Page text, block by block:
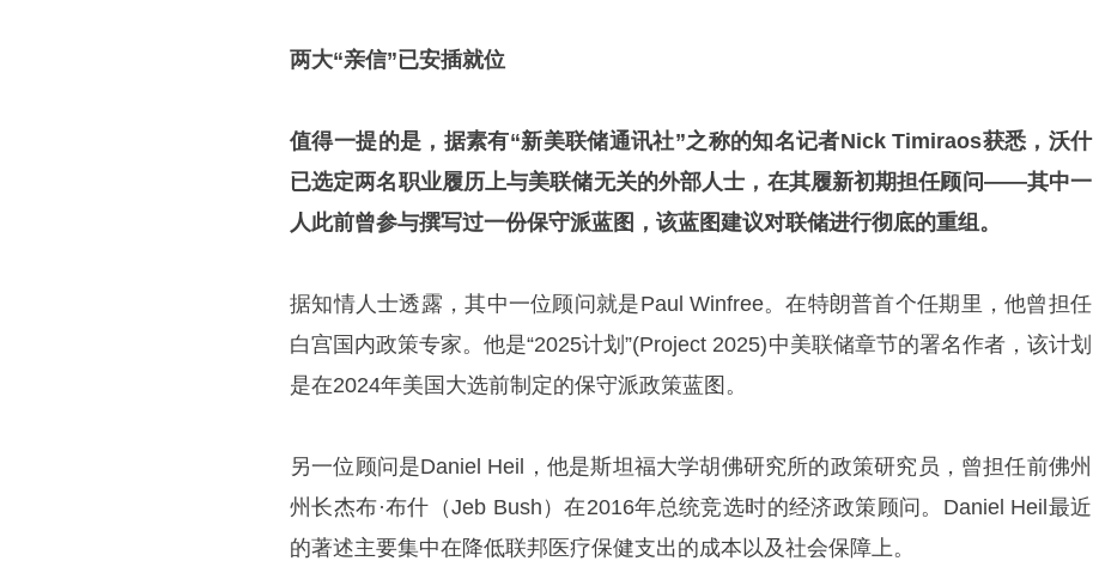
两大“亲信”已安插就位
值得一提的是，据素有“新美联储通讯社”之称的知名记者Nick Timiraos获悉，沃什
已选定两名职业履历上与美联储无关的外部人士，在其履新初期担任顾问——其中一
人此前曾参与撰写过一份保守派蓝图，该蓝图建议对联储进行彻底的重组。
据知情人士透露，其中一位顾问就是Paul Winfree。在特朗普首个任期里，他曾担任
白宫国内政策专家。他是“2025计划”(Project 2025)中美联储章节的署名作者，该计划
是在2024年美国大选前制定的保守派政策蓝图。
另一位顾问是Daniel Heil，他是斯坦福大学胡佛研究所的政策研究员，曾担任前佛州
州长杰布·布什（Jeb Bush）在2016年总统竞选时的经济政策顾问。Daniel Heil最近
的著述主要集中在降低联邦医疗保健支出的成本以及社会保障上。